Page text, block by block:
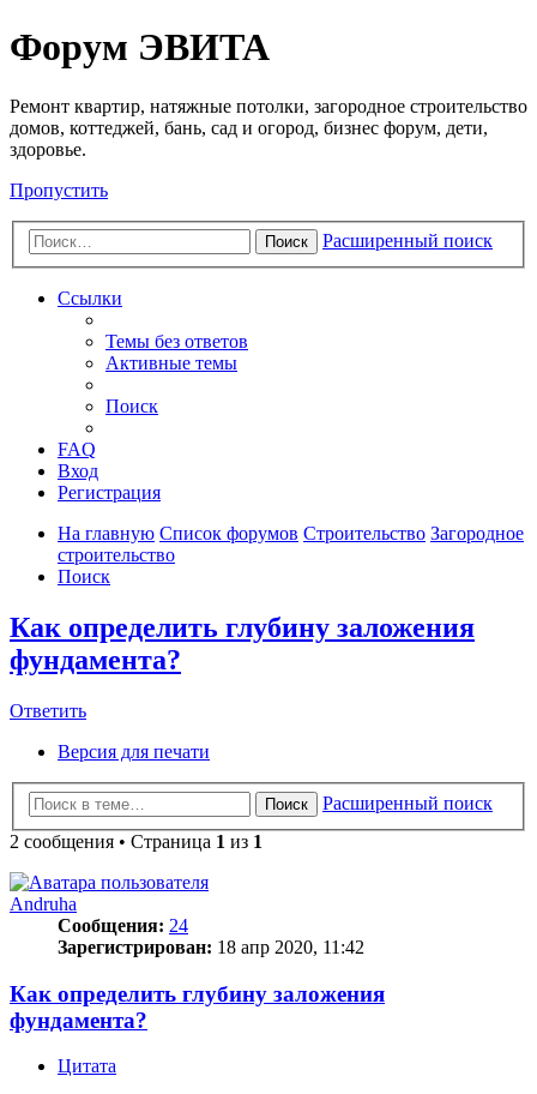
Регистрация
Форум ЭВИТА
Ремонт квартир, натяжные потолки, загородное строительство
домов, коттеджей, бань, сад и огород, бизнес форум, дети,
здоровье.
Пропустить
Поиск Расширенный поиск
Ссылки
Темы без ответов
Активные темы
Поиск
FAQ
Вход
Регистрация
На главную Список форумов Строительство Загородное
строительство
Поиск
Как определить глубину заложения
фундамента?
Ответить
Ответить
Версия для печати
Поиск
Расширенный поиск
2 сообщения • Страница 1 из 1
Andruha
Сообщения: 24
Зарегистрирован: 18 апр 2020, 11:42
Как определить глубину заложения
фундамента?
Цитата